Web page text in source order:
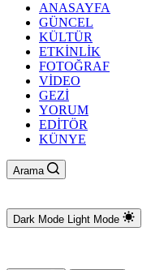
ANASAYFA
GÜNCEL
KÜLTÜR
ETKİNLİK
FOTOĞRAF
VİDEO
GEZİ
YORUM
EDİTÖR
KÜNYE
Arama
Dark Mode Light Mode